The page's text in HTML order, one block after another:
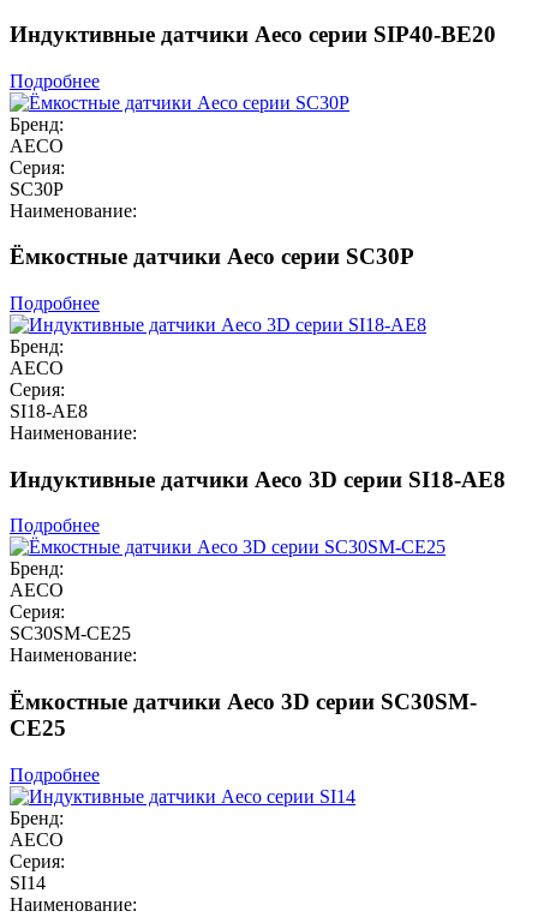
Индуктивные датчики Aeco серии SIP40-BE20
Подробнее
Бренд:
AECO
Серия:
SC30P
Наименование:
Ёмкостные датчики Aeco серии SC30P
Подробнее
Бренд:
AECO
Серия:
SI18-AE8
Наименование:
Индуктивные датчики Aeco 3D серии SI18-AE8
Подробнее
Бренд:
AECO
Серия:
SC30SM-CE25
Наименование:
Ёмкостные датчики Aeco 3D серии SC30SM-
CE25
Подробнее
Бренд:
AECO
Серия:
SI14
Наименование: